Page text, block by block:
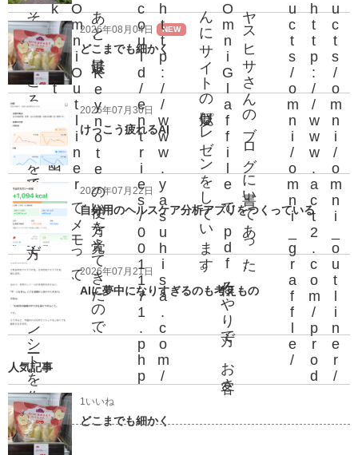
u
/
h
t
t
p
:
/
/
w
w
w
.
a
c
t
2
.
c
o
m
/
p
r
o
d
u
c
t
s
/
o
m
n
i
/
o
m
n
i
_
g
r
a
f
f
l
e
/
ヤ
ス
ヒ
サ
さ
ん
の
ブ
ロ
グ
に書
い
て
あ
っ
た
、
O
m
n
i
G
l
a
f
f
i
l
e
で
、
p
d
f作
る
や
り方
で
、
お客
さ
ん
に
サ
イ
ト
の疑似
プ
レ
ゼ
ン
を
し
て
い
ま
す
。
h
t
t
p
:
/
/
w
w
w
.
y
a
s
u
h
i
s
a
.
c
o
m
/
c
o
u
l
d
/
e
n
t
r
i
e
s
/
0
0
1
1
7
1
.
p
h
p
あ
と
、最近
は
K
e
y
n
o
t
e
の使
い方
を覚
え
て
き
た
の
で
、
O
m
n
i
O
u
t
l
i
n
e
r
で
メ
モ
っ
て
、
k
e
y
n
o
t
e形式
で書
き出
し
。
そ
れ
に自分
と
こ
ろ
の
テー
マ
を当
て
る
や
り方
で
、
プ
レ
ゼ
ン
シー
ト
を作
て
い
ま
す 2026年08月04日 NEW
どこまでも細かく
2026年07月30日
けっこう疲れるAI
2026年07月22日
自分用のヘルスケア分析アプリをつくっている
2026年07月21日
AIに夢中になりすぎるのも考えもの
人気記事
1いいね
どこまでも細かく